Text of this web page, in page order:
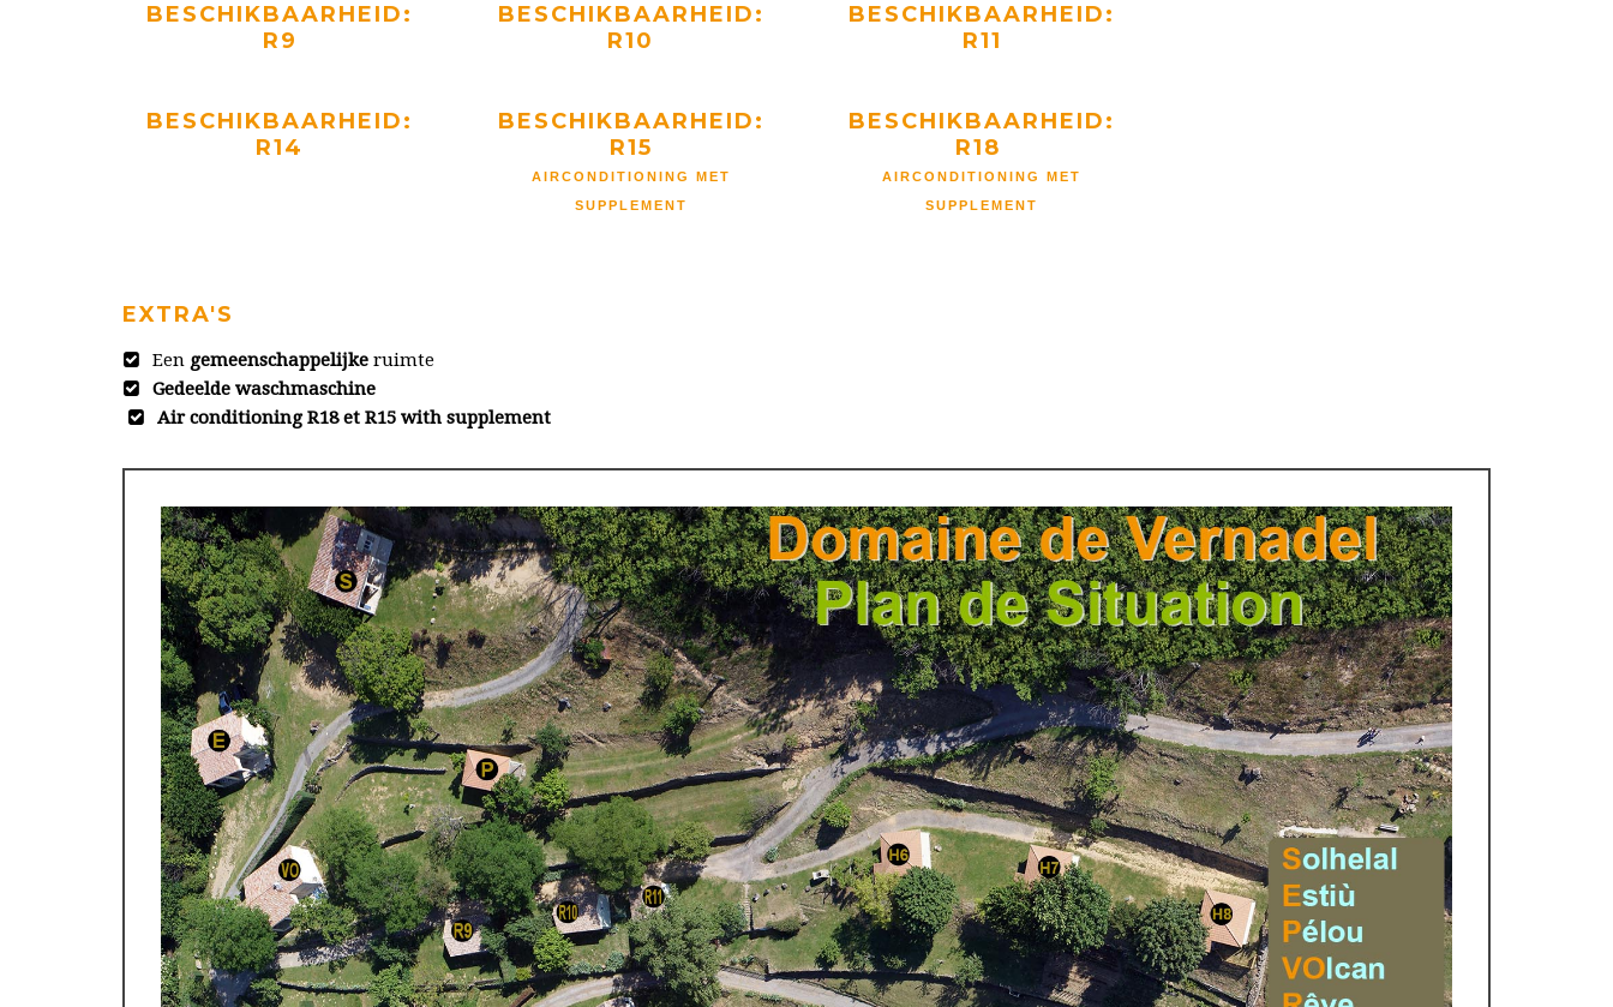
BESCHIKBAARHEID:
R9
BESCHIKBAARHEID:
R10
BESCHIKBAARHEID:
R11
BESCHIKBAARHEID:
R14
BESCHIKBAARHEID:
R15
AIRCONDITIONING MET
SUPPLEMENT
BESCHIKBAARHEID:
R18
AIRCONDITIONING MET
SUPPLEMENT
EXTRA'S
Een gemeenschappelijke ruimte
Gedeelde waschmaschine
Air conditioning R18 et R15 with supplement